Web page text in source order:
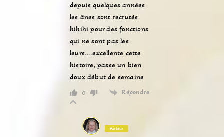
depuis quelques années
les ânes sont recrutés
hihihi pour des fonctions
qui ne sont pas les
leurs….excellente cette
histoire, passe un bien
doux début de semaine
0 Répondre
Auteur